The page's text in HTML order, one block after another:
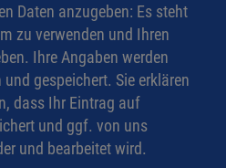
Daten anzugeben: Es steht
zu verwenden und Ihren
Ihre Angaben werden
gespeichert. Sie erklären
dass Ihr Eintrag auf
und ggf. von uns
und bearbeitet wird.